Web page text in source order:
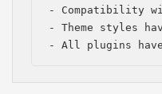
- Compatibility
- Theme styles
- All plugins